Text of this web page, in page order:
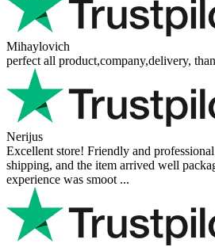
Mihaylovich
perfect all product,company,delivery,
Nerijus
Excellent store! Friendly and
shipping, and the item arrived well
experience was smoot ...